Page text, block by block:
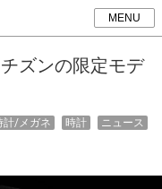
MENU
ズンの限定モデ
ニュース
時計
計/メガネ